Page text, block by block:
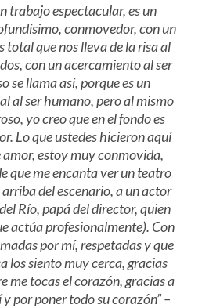
trabajo espectacular, es un
conmovedor, con un
total que nos lleva de la risa al
con un acercamiento al ser
se llama así, porque es un
al ser humano, pero al mismo
yo creo que en el fondo es
Lo que ustedes hicieron aquí
amor, estoy muy conmovida,
que me encanta ver un teatro
del escenario, a un actor
Río, papá del director, quien
actúa profesionalmente). Con
por mí, respetadas y que
los siento muy cerca, gracias
me tocas el corazón, gracias a
por poner todo su corazón”–